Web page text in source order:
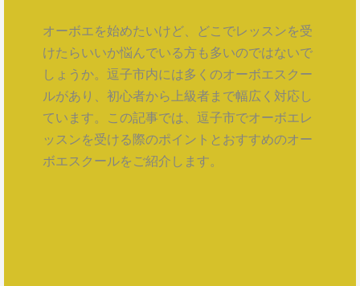
オーボエを始めたいけど、どこでレッスンを受
けたらいいか悩んでいる方も多いのではないで
しょうか。逗子市内には多くのオーボエスクー
ルがあり、初心者から上級者まで幅広く対応し
ています。この記事では、逗子市でオーボエレ
ッスンを受ける際のポイントとおすすめのオー
ボエスクールをご紹介します。